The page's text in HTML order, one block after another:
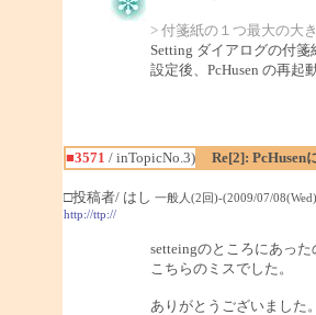
> 付箋紙の１つ最大の大
Setting ダイアログの付
設定後、PcHusen の再起
■3571 / inTopicNo.3) Re[2]: PcHusen
□投稿者/ はし 一般人(2回)-(2009/07/
http://ttp://
setteingのところにあった
こちらのミスでした。
ありがとうございました。